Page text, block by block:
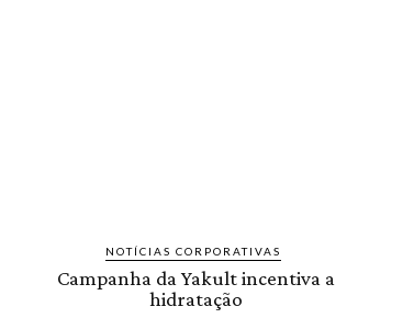
NOTÍCIAS CORPORATIVAS
Campanha da Yakult incentiva a
hidratação